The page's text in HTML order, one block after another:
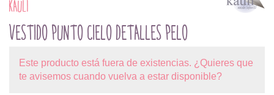
KAULI
VESTIDO PUNTO CIELO DETALLES PELO
Este producto está fuera de existencias. ¿Quieres que
te avisemos cuando vuelva a estar disponible?